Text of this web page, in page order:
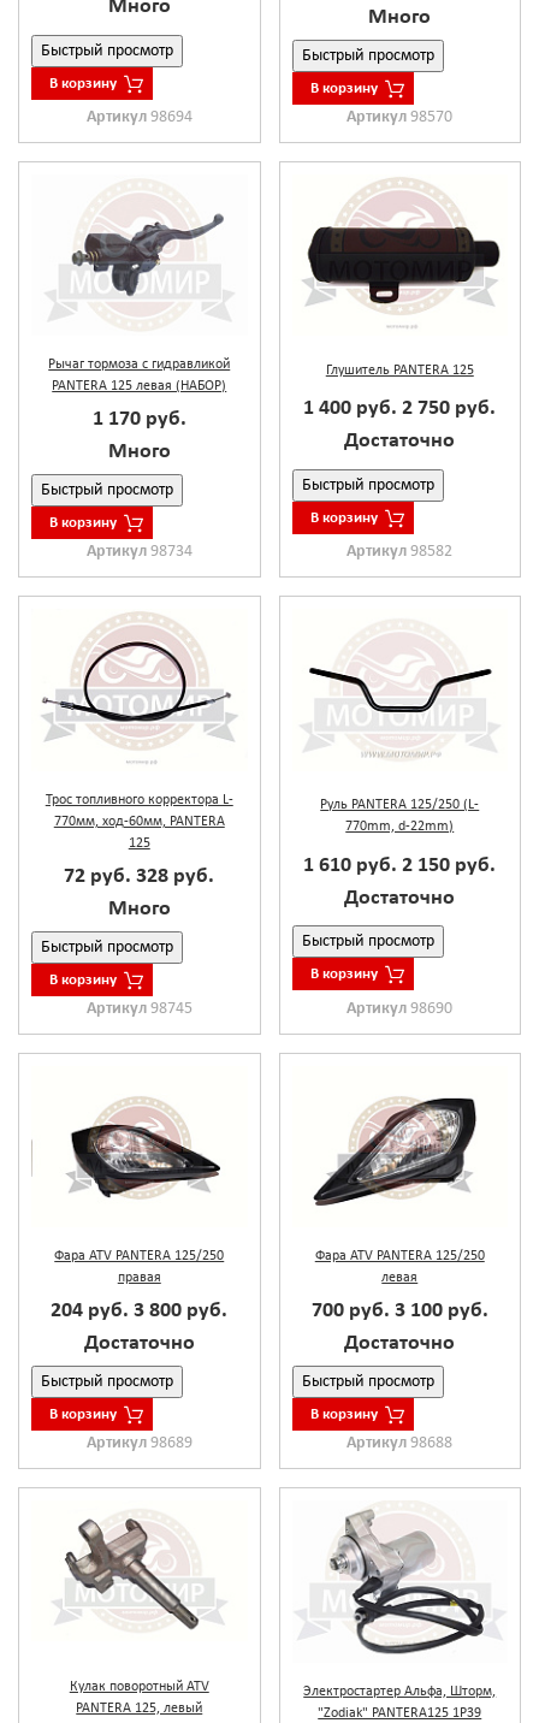
Много
Быстрый просмотр
В корзину
Артикул 98694
Много
Быстрый просмотр
В корзину
Артикул98570
Рычаг тормоза с гидравликой
PANTERA 125 левая (НАБОР)
1 170 руб.
Много
Быстрый просмотр
В корзину
Артикул 98734
Глушитель PANTERA 125
1 400 руб.2 750 руб.
Достаточно
Быстрый просмотр
В корзину
Артикул98582
Трос топливного корректора L-
770мм, ход-60мм, PANTERA
125
72 руб.328 руб.
Много
Быстрый просмотр
В корзину
Артикул 98745
Руль PANTERA 125/250 (L-
770mm, d-22mm)
1 610 руб.2 150 руб.
Достаточно
Быстрый просмотр
В корзину
Артикул98690
Фара ATV PANTERA 125/250
правая
204 руб.3 800 руб.
Достаточно
Быстрый просмотр
В корзину
Артикул 98689
Фара ATV PANTERA 125/250
левая
700 руб. 3 100 руб.
Достаточно
Быстрый просмотр
В корзину
Артикул98688
Кулак поворотный ATV
PANTERA 125, левый
Электростартер Альфа, Шторм,
"Zodiak" PANTERA125 1Р39